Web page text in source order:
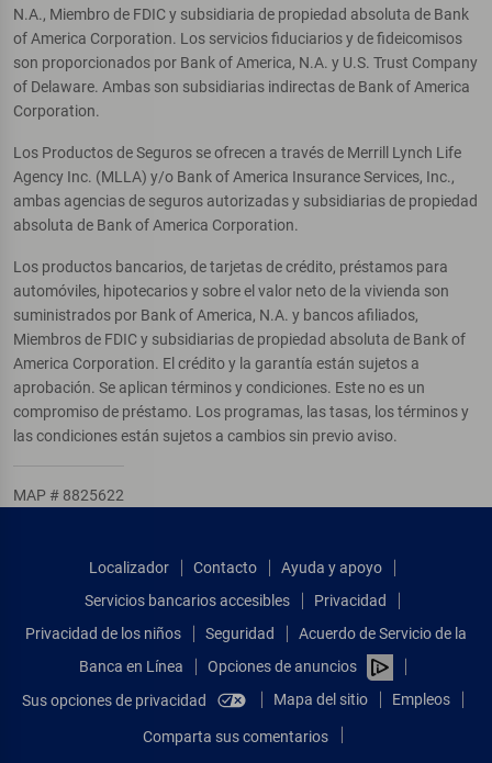
N.A., Miembro de FDIC y subsidiaria de propiedad absoluta de Bank
of America Corporation. Los servicios fiduciarios y de fideicomisos
son proporcionados por Bank of America, N.A. y U.S. Trust Company
of Delaware. Ambas son subsidiarias indirectas de Bank of America
Corporation.
Los Productos de Seguros se ofrecen a través de Merrill Lynch Life
Agency Inc. (MLLA) y/o Bank of America Insurance Services, Inc.,
ambas agencias de seguros autorizadas y subsidiarias de propiedad
absoluta de Bank of America Corporation.
Los productos bancarios, de tarjetas de crédito, préstamos para
automóviles, hipotecarios y sobre el valor neto de la vivienda son
suministrados por Bank of America, N.A. y bancos afiliados,
Miembros de FDIC y subsidiarias de propiedad absoluta de Bank of
America Corporation. El crédito y la garantía están sujetos a
aprobación. Se aplican términos y condiciones. Este no es un
compromiso de préstamo. Los programas, las tasas, los términos y
las condiciones están sujetos a cambios sin previo aviso.
MAP # 8825622
Localizador Contacto
Ayuda y apoyo
Servicios bancarios accesibles
Privacidad
Privacidad de los niños
Seguridad
Acuerdo de Servicio de la
Banca en Línea
Opciones de anuncios
Sus opciones de privacidad
Mapa del sitio Empleos
Comparta sus comentarios